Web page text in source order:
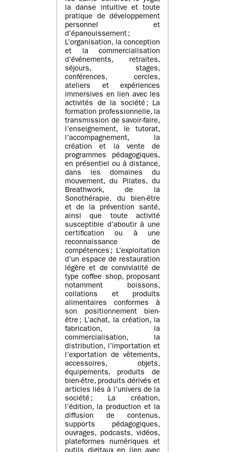
la danse intuitive et toute
pratique de développement
personnel et
d’épanouissement ;
L’organisation, la conception
et la commercialisation
d’événements, retraites,
séjours, stages,
conférences, cercles,
ateliers et expériences
immersives en lien avec les
activités de la société ; La
formation professionnelle, la
transmission de savoir-faire,
l’enseignement, le tutorat,
l’accompagnement, la
création et la vente de
programmes pédagogiques,
en présentiel ou à distance,
dans les domaines du
mouvement, du Pilates, du
Breathwork, de la
Sonothérapie, du bien-être
et de la prévention santé,
ainsi que toute activité
susceptible d’aboutir à une
certification ou à une
reconnaissance de
compétences ; L’exploitation
d’un espace de restauration
légère et de convivialité de
type coffee shop, proposant
notamment boissons,
collations et produits
alimentaires conformes à
son positionnement bien-
être ; L’achat, la création, la
fabrication, la
commercialisation, la
distribution, l’importation et
l’exportation de vêtements,
accessoires, objets,
équipements, produits de
bien-être, produits dérivés et
articles liés à l’univers de la
société ; La création,
l’édition, la production et la
diffusion de contenus,
supports pédagogiques,
ouvrages, podcasts, vidéos,
plateformes numériques et